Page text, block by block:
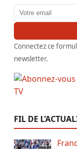
Adresse email
Connectez ce
newsletter.
FIL DE